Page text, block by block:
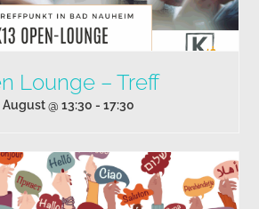
Lounge – Treff
August @ 13:30 - 17:30